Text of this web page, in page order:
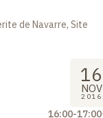
de Navarre, Site
16
NOV
2016
16:00-17:00